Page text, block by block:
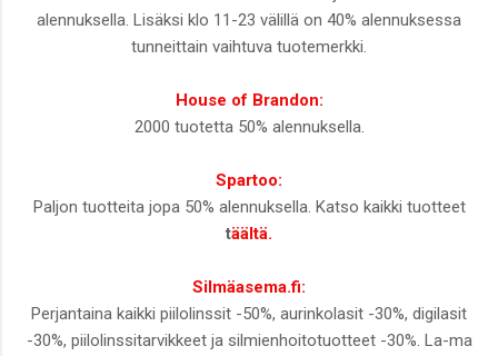
alennuksella. Lisäksi klo 11-23 välillä on 40% alennuksessa
tunneittain vaihtuva tuotemerkki.
House of Brandon:
2000 tuotetta 50% alennuksella.
Spartoo:
Paljon tuotteita jopa 50% alennuksella. Katso kaikki tuotteet
täältä.
Silmäasema.fi:
Perjantaina kaikki piilolinssit -50%, aurinkolasit -30%, digilasit
-30%, piilolinssitarvikkeet ja silmienhoitotuotteet -30%. La-ma